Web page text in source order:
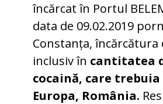
încărcat în Portul
data de 09.02.2019
Constanța, încărcătura
inclusiv în cantitatea
cocaină, care trebuia
Europa, România.